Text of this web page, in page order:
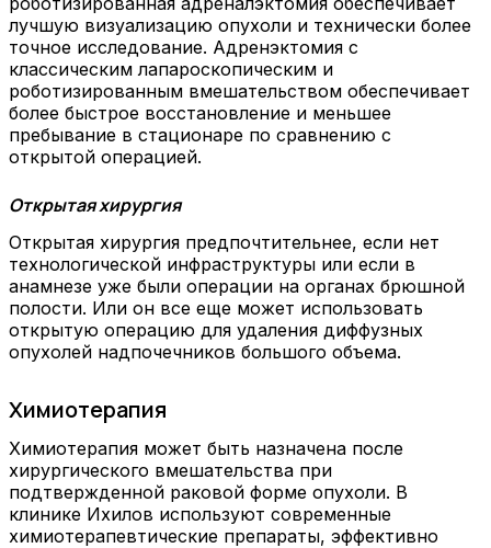
лучшую визуализацию опухоли и технически более
точное исследование. Адренэктомия с
классическим лапароскопическим и
роботизированным вмешательством обеспечивает
более быстрое восстановление и меньшее
пребывание в стационаре по сравнению с
открытой операцией.
Открытая хирургия
Открытая хирургия предпочтительнее, если нет
технологической инфраструктуры или если в
анамнезе уже были операции на органах брюшной
полости. Или он все еще может использовать
открытую операцию для удаления диффузных
опухолей надпочечников большого объема.
Химиотерапия
Химиотерапия может быть назначена после
хирургического вмешательства при
подтвержденной раковой форме опухоли. В
клинике Ихилов используют современные
химиотерапевтические препараты, эффективно